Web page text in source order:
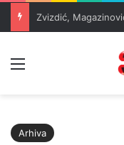
Arhiva